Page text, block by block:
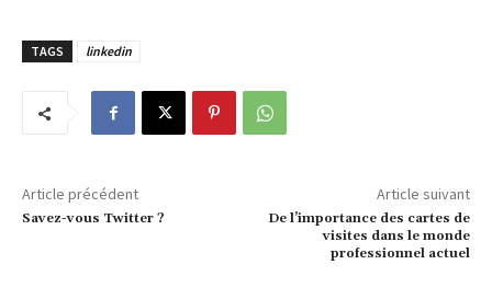
TAGS linkedin
Article précédent
Savez-vous Twitter ?
Article suivant
De l’importance des cartes de
visites dans le monde
professionnel actuel